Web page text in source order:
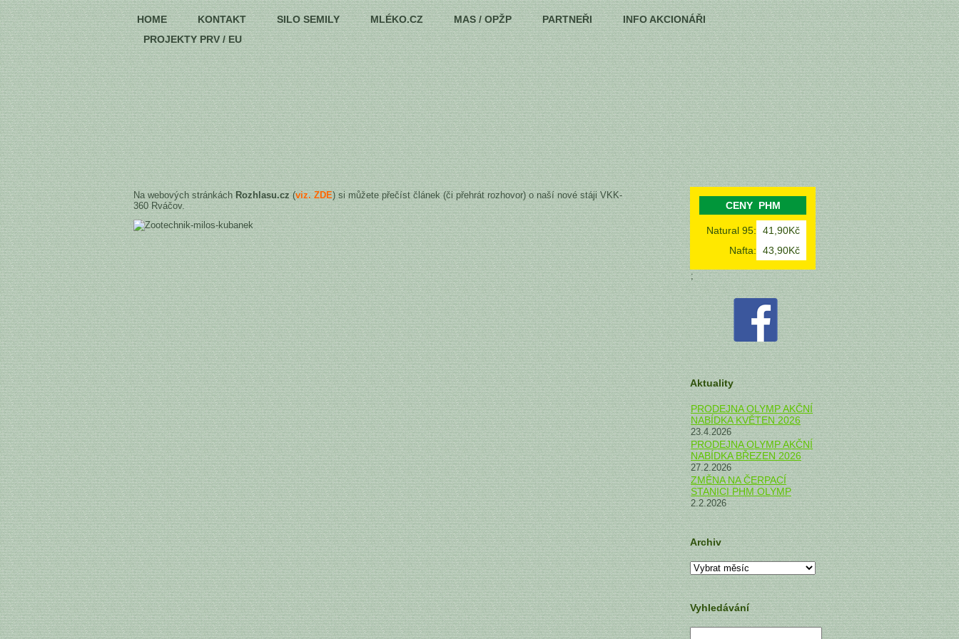
HOME KONTAKT SILO SEMILY MLÉKO.CZ MAS / OPŽP PARTNEŘI
INFO AKCIONÁŘI
PROJEKTY PRV / EU
Na webových stránkáchRozhlasu.cz(viz. ZDE) si můžete přečíst článek (či přehrát rozhovor) o naší nové stáji VKK-
360 Rváčov.
CENY PHM
Natural 95:
41,90Kč
Nafta:
43,90Kč
;
Aktuality
PRODEJNA OLYMP AKČNÍ
NABÍDKA KVĚTEN 2026
23.4.2026
PRODEJNA OLYMP AKČNÍ
NABÍDKA BŘEZEN 2026
27.2.2026
ZMĚNA NA ČERPACÍ
STANICI PHM OLYMP
2.2.2026
Archiv
Archiv
Vyhledávání